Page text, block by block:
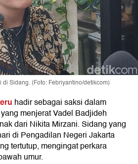
Sidang. (Foto: Febriyantino/detikcom)
hadir sebagai saksi dalam
menjerat Vadel Badjideh
dari Nikita Mirzani. Sidang yang
di Pengadilan Negeri Jakarta
tertutup, mengingat perkara
umur.